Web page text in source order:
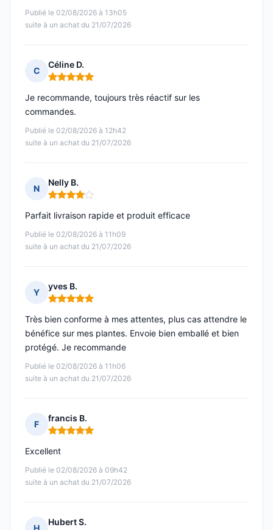
Publié le 02/08/2026 à 13h05
suite à un achat du 21/07/2026
C
Céline D.
Note : 5 sur 5
Publié le 02/08/2026 à 12h42
suite à un achat du 21/07/2026
Je recommande, toujours très réactif sur les
commandes.
N
Nelly B.
Note : 4 sur 5
Publié le 02/08/2026 à 11h09
suite à un achat du 21/07/2026
Parfait livraison rapide et produit efficace
Y
yves B.
Note : 5 sur 5
Publié le 02/08/2026 à 11h06
suite à un achat du 21/07/2026
Très bien conforme à mes attentes, plus cas attendre le
bénéfice sur mes plantes. Envoie bien emballé et bien
protégé. Je recommande
F
francis B.
Note : 5 sur 5
Publié le 02/08/2026 à 09h42
suite à un achat du 21/07/2026
Excellent
Hubert S.